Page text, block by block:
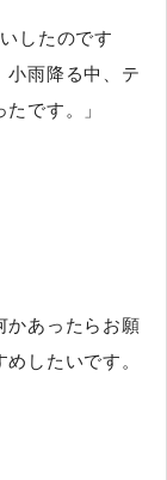
したのです
小雨降る中、テ
です。」
かあったらお願
したいです。